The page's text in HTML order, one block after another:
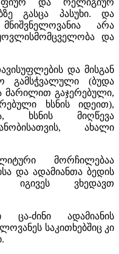
გასცა პასუხი. და
არა
და
და მისგან
(ბუდა
მარილით გაჯერებული,
ხსნის იდეით),
ხსნის მიღწევა
ახალი
მორჩილებაა
და ადამიანთა ბედის
იგივეს ვხედავთ
ცა-ძინი ადამიანის
საკითხებშიც კი